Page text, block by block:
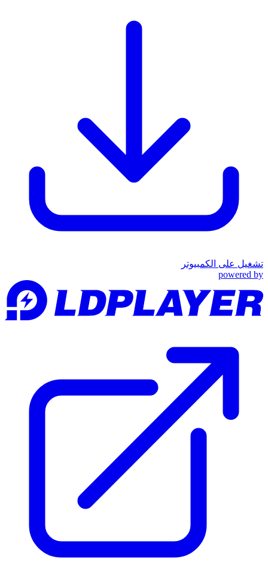
تشغيل على الكمبيوتر
powered by